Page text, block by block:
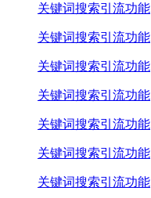
关键词搜索引流功能
关键词搜索引流功能
关键词搜索引流功能
关键词搜索引流功能
关键词搜索引流功能
关键词搜索引流功能
关键词搜索引流功能